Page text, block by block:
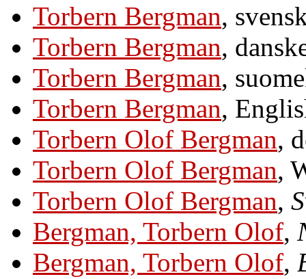
Torbern Bergman,
Torbern Bergman,
Torbern Bergman,
Torbern Bergman,
Torbern Olof Bergman,
Torbern Olof Bergman,
Torbern Olof Bergman,
Bergman, Torbern Olof,
Bergman, Torbern Olof,